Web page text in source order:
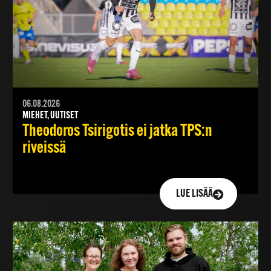
06.08.2026
MIEHET, UUTISET
Theodoros Tsirigotis ei jatka TPS:n
riveissä
LUE LISÄÄ